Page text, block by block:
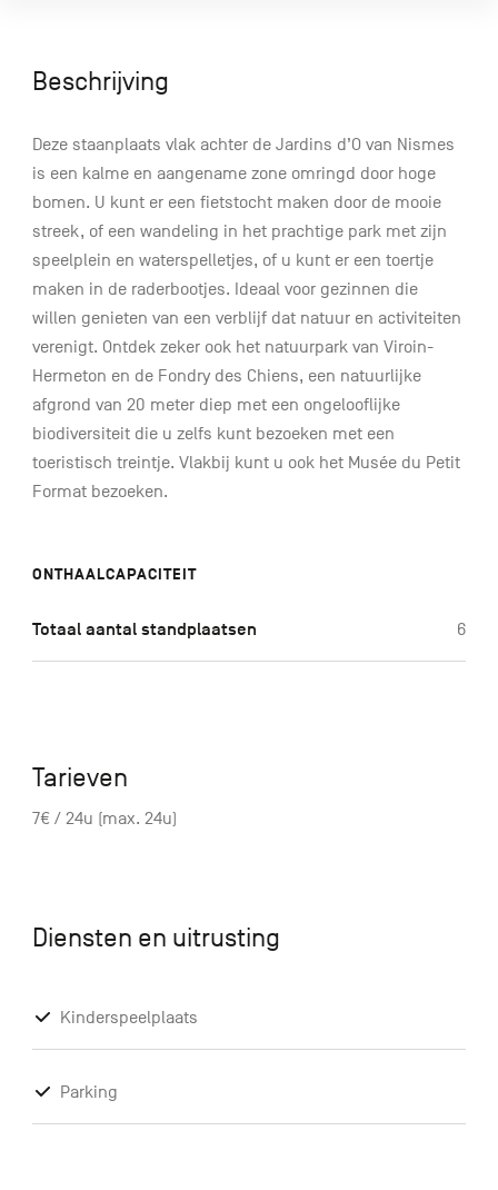
Beschrijving
Deze staanplaats vlak achter de Jardins d’O van Nismes
is een kalme en aangename zone omringd door hoge
bomen. U kunt er een fietstocht maken door de mooie
streek, of een wandeling in het prachtige park met zijn
speelplein en waterspelletjes, of u kunt er een toertje
maken in de raderbootjes. Ideaal voor gezinnen die
willen genieten van een verblijf dat natuur en activiteiten
verenigt. Ontdek zeker ook het natuurpark van Viroin-
Hermeton en de Fondry des Chiens, een natuurlijke
afgrond van 20 meter diep met een ongelooflijke
biodiversiteit die u zelfs kunt bezoeken met een
toeristisch treintje. Vlakbij kunt u ook het Musée du Petit
Format bezoeken.
ONTHAALCAPACITEIT
Totaal aantal standplaatsen 6
Tarieven
7€ / 24u (max. 24u)
Diensten en uitrusting
Kinderspeelplaats
Parking